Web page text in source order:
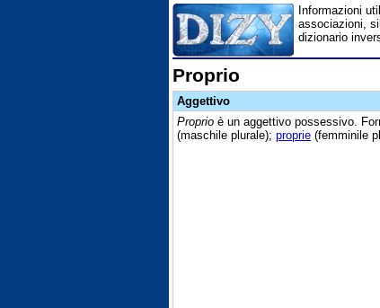
Informazioni
associazioni,
dizionario
Proprio
Aggettivo
Proprio è un aggettivo possessivo.
(maschile plurale); proprie (femminile